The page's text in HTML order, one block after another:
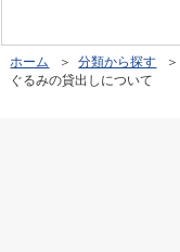
ホーム ＞分類から探す ＞
ぐるみの貸出しについて